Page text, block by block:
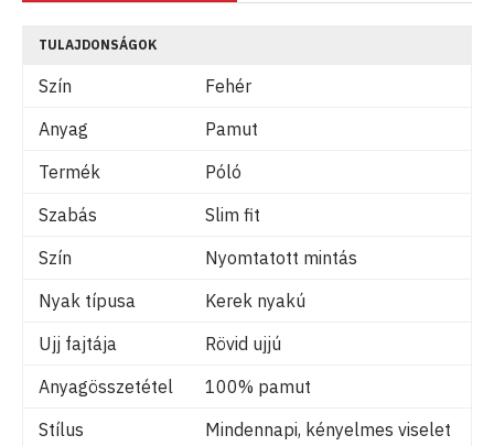
TULAJDONSÁGOK
Szín
Fehér
Anyag
Pamut
Termék
Póló
Szabás
Slim fit
Szín
Nyomtatott mintás
Nyak típusa
Kerek nyakú
Ujj fajtája
Rövid ujjú
Anyagösszetétel
100% pamut
Stílus
Mindennapi, kényelmes viselet